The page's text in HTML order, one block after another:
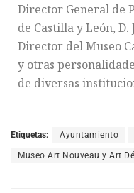
Director General de
de Castilla y León, D.
Director del Museo
y otras
de diversas
Etiquetas: Ayuntamiento
Museo Art Nouveau y Art